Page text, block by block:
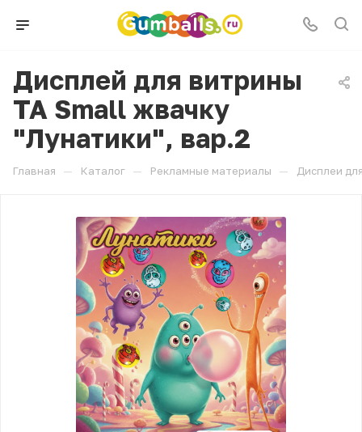
Дисплей для витрины
ТА Small жвачку
"Лунатики", вар.2
Главная — Каталог — Рекламные материалы — Дисплеи